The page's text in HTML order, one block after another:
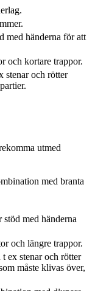
med händerna för att
och kortare trappor.
stenar och rötter
utmed
med branta
med händerna
och längre trappor.
ex stenar och rötter
måste klivas över,